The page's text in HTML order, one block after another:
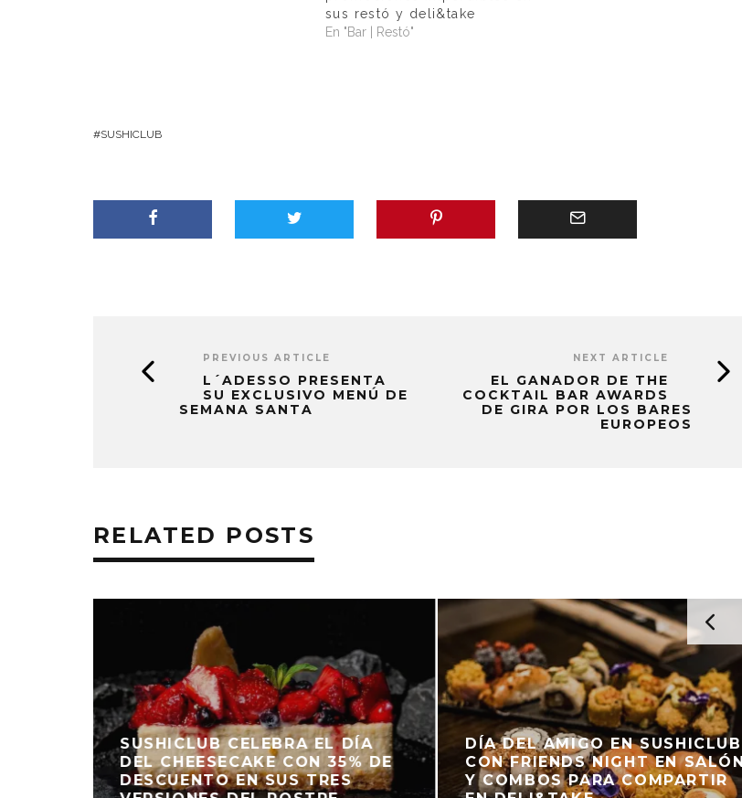
sus restó y deli&take
En "Bar | Restó"
SUSHICLUB
PREVIOUS ARTICLE
L´ADESSO PRESENTA
SU EXCLUSIVO MENÚ DE
SEMANA SANTA
NEXT ARTICLE
EL GANADOR DE THE
COCKTAIL BAR AWARDS
DE GIRA POR LOS BARES
EUROPEOS
RELATED POSTS
SUSHICLUB CELEBRA EL DÍA
DEL CHEESECAKE CON 35% DE
DESCUENTO EN SUS TRES
DÍA DEL AMIGO EN SUSHICLUB
CON FRIENDS NIGHT EN SALÓN
Y COMBOS PARA COMPARTIR